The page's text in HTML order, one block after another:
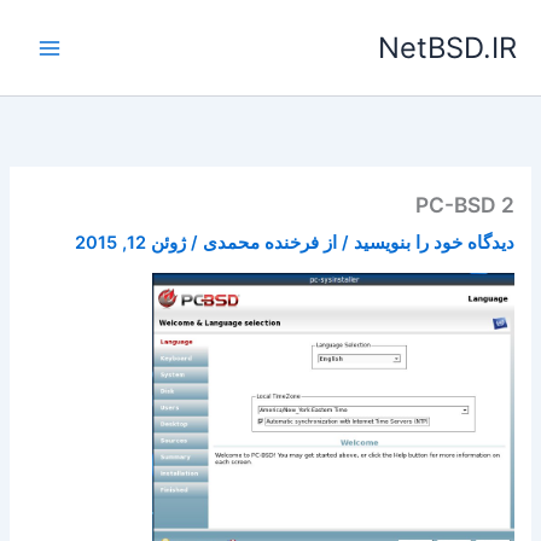
NetBSD.IR
PC-BSD 2
دیدگاه‌ خود را بنویسید / از فرخنده محمدی/ژوئن 12, 2015